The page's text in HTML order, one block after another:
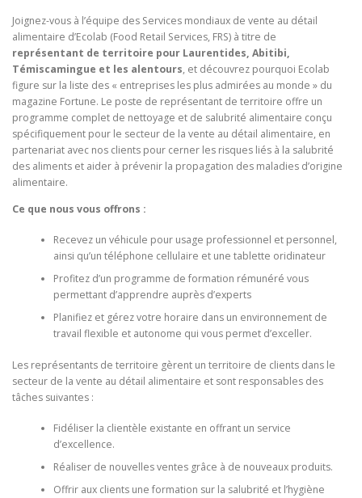
Joignez-vous à l’équipe des Services mondiaux de vente au détail
alimentaire d’Ecolab (Food Retail Services, FRS) à titre de
représentant de territoire pour Laurentides, Abitibi,
Témiscamingue et les alentours, et découvrez pourquoi Ecolab
figure sur la liste des « entreprises les plus admirées au monde » du
magazine Fortune. Le poste de représentant de territoire offre un
programme complet de nettoyage et de salubrité alimentaire conçu
spécifiquement pour le secteur de la vente au détail alimentaire, en
partenariat avec nos clients pour cerner les risques liés à la salubrité
des aliments et aider à prévenir la propagation des maladies d’origine
alimentaire.
Ce que nous vous offrons :
Recevez un véhicule pour usage professionnel et personnel,
ainsi qu’un téléphone cellulaire et une tablette oridinateur
Profitez d’un programme de formation rémunéré vous
permettant d’apprendre auprès d’experts
Planifiez et gérez votre horaire dans un environnement de
travail flexible et autonome qui vous permet d’exceller.
Les représentants de territoire gèrent un territoire de clients dans le
secteur de la vente au détail alimentaire et sont responsables des
tâches suivantes :
Fidéliser la clientèle existante en offrant un service
d’excellence.
Réaliser de nouvelles ventes grâce à de nouveaux produits.
Offrir aux clients une formation sur la salubrité et l’hygiène